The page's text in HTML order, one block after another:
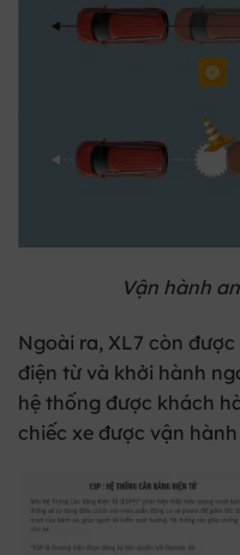
Vận hành
Ngoài ra, XL7 còn
điện từ và khởi hành
hệ thống được khách
chiếc xe được vận